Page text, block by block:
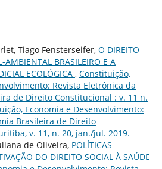
Tiago Fensterseifer, O DIREITO
AMBIENTAL BRASILEIRO E A
ECOLÓGICA , Constituição,
Revista Eletrônica da
de Direito Constitucional : v. 11 n.
Economia e Desenvolvimento:
Brasileira de Direito
v. 11, n. 20, jan./jul. 2019.
de Oliveira, POLÍTICAS
DO DIREITO SOCIAL À SAÚDE